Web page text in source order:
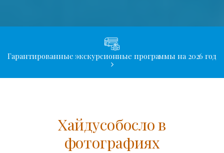
Гарантированные экскурсионные программы на 2026 год
Хайдусобосло в
фотографиях